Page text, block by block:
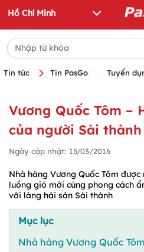
Tin tức Tin PasGo Tuyển
Vương Quốc Tôm –
của người Sài thành
Ngày cập nhật: 15/03/2016
Nhà hàng Vương Quốc Tôm
luồng gió mới cùng phong cách
với làng hải sản Sài thành
Mục lục
Nhà hàng Vương Quốc